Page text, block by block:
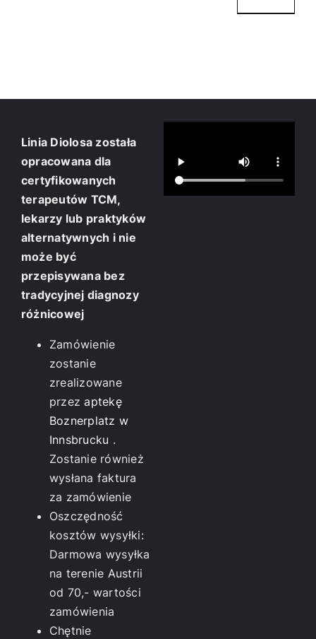
Linia Diolosa została
opracowana dla
certyfikowanych
terapeutów TCM,
lekarzy lub praktyków
alternatywnych i nie
może być
przepisywana bez
tradycyjnej diagnozy
różnicowej
Zamówienie
zostanie
zrealizowane
przezaptekę
Boznerplatz w
Innsbrucku .
Zostanie również
wysłana faktura
za zamówienie
Oszczędność
kosztów wysyłki:
Darmowa wysyłka
na terenie Austrii
od 70,- wartości
zamówienia
Chętnie